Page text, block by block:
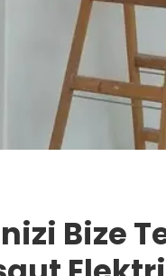
Bize